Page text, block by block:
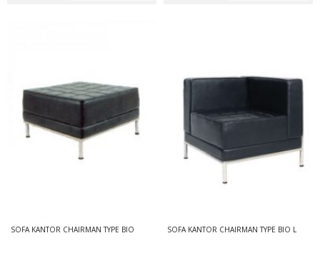
SOFA KANTOR CHAIRMAN TYPE BIO SOFA KANTOR CHAIRMAN TYPE BIO L